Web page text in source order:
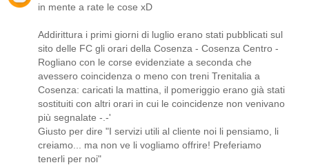
in mente a rate le cose xD
Addirittura i primi giorni di luglio erano stati pubblicati sul
sito delle FC gli orari della Cosenza - Cosenza Centro -
Rogliano con le corse evidenziate a seconda che
avessero coincidenza o meno con treni Trenitalia a
Cosenza: caricati la mattina, il pomeriggio erano già stati
sostituiti con altri orari in cui le coincidenze non venivano
più segnalate -.-'
Giusto per dire "I servizi utili al cliente noi li pensiamo, li
creiamo... ma non ve li vogliamo offrire! Preferiamo
tenerli per noi"